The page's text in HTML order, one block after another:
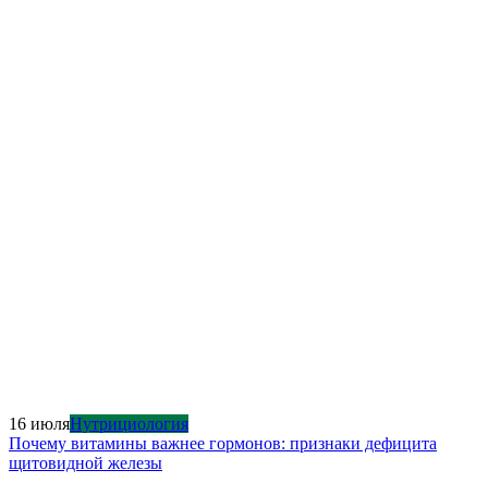
16 июляНутрициология
Почему витамины важнее гормонов: признаки дефицита
щитовидной железы